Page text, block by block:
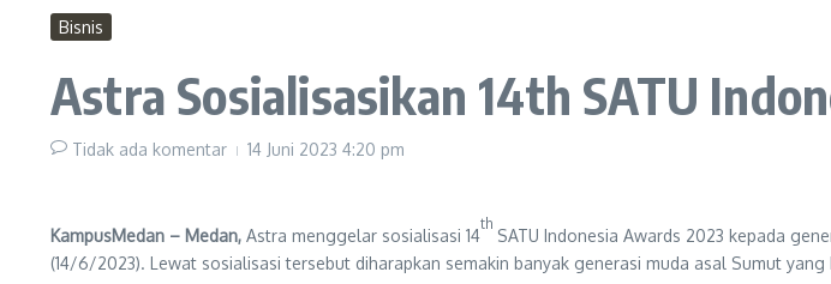
Bisnis
Astra Sosialisasikan 14th SATU
Tidak ada komentar 14 Juni 2023 4:20 pm
KampusMedan – Medan, Astra menggelar sosialisasi 14
th
SATU Indonesia Awards 2023 kepada
(14/6/2023). Lewat sosialisasi tersebut diharapkan semakin banyak generasi muda asal Sumut